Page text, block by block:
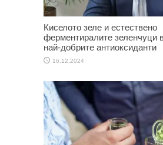
Киселото зеле и естествено
ферментиралите зеленчуци
най-добрите антиоксиданти
16.12.2024